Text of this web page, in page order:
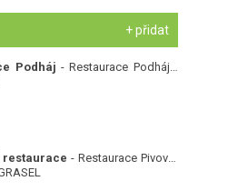
+ přidat
Podháj - Restaurace Podháj -
- Restaurace Pivovar